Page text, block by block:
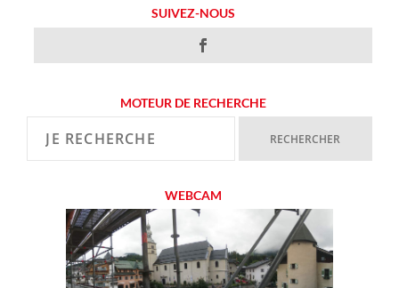
SUIVEZ-NOUS
MOTEUR DE RECHERCHE
WEBCAM